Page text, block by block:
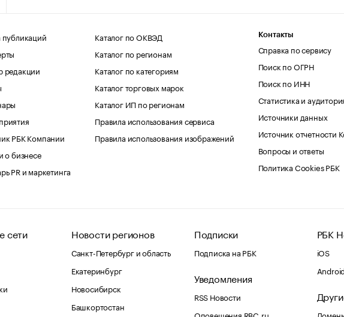
публикаций
редакции
РБК Компании
о бизнесе
PR и маркетинга
Каталог по ОКВЭД
Каталог по регионам
Каталог по категориям
Каталог торговых марок
Каталог ИП по регионам
Правила использования сервиса
Правила использования изображений
Контакты
Справка по сервису
Поиск по ОГРН
Поиск по ИНН
Статистика и
Источники данных
Источник отчетности
Вопросы и ответы
Политика Cookies РБК
сети Новости регионов
Санкт-Петербург и область
Екатеринбург
Новосибирск
Башкортостан
Подписки
Подписка на РБК
Уведомления
RSS Новости
Оповещения RBC.ru
РБК
iOS